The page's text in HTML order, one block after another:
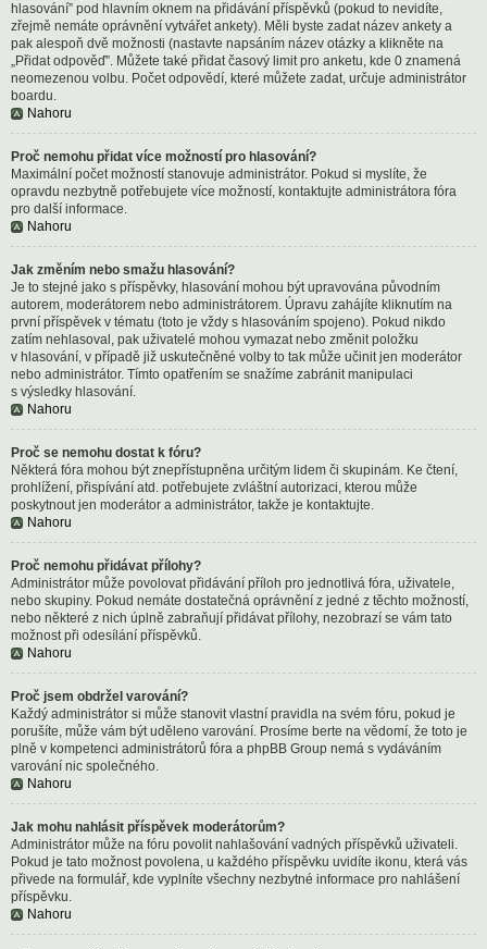
hlasování” pod hlavním oknem na přidávání příspěvků (pokud to nevidíte,
zřejmě nemáte oprávnění vytvářet ankety). Měli byste zadat název ankety a
pak alespoň dvě možnosti (nastavte napsáním název otázky a klikněte na
„Přidat odpověď”. Můžete také přidat časový limit pro anketu, kde 0 znamená
neomezenou volbu. Počet odpovědí, které můžete zadat, určuje administrátor
boardu.
Nahoru
Proč nemohu přidat více možností pro hlasování?
Maximální počet možností stanovuje administrátor. Pokud si myslíte, že
opravdu nezbytně potřebujete více možností, kontaktujte administrátora fóra
pro další informace.
Nahoru
Jak změním nebo smažu hlasování?
Je to stejné jako s příspěvky, hlasování mohou být upravována původním
autorem, moderátorem nebo administrátorem. Úpravu zahájíte kliknutím na
první příspěvek v tématu (toto je vždy s hlasováním spojeno). Pokud nikdo
zatím nehlasoval, pak uživatelé mohou vymazat nebo změnit položku
v hlasování, v případě již uskutečněné volby to tak může učinit jen moderátor
nebo administrátor. Tímto opatřením se snažíme zabránit manipulaci
s výsledky hlasování.
Nahoru
Proč se nemohu dostat k fóru?
Některá fóra mohou být znepřístupněna určitým lidem či skupinám. Ke čtení,
prohlížení, přispívání atd. potřebujete zvláštní autorizaci, kterou může
poskytnout jen moderátor a administrátor, takže je kontaktujte.
Nahoru
Proč nemohu přidávat přílohy?
Administrátor může povolovat přidávání příloh pro jednotlivá fóra, uživatele,
nebo skupiny. Pokud nemáte dostatečná oprávnění z jedné z těchto možností,
nebo některé z nich úplně zabraňují přidávat přílohy, nezobrazí se vám tato
možnost při odesílání příspěvků.
Nahoru
Proč jsem obdržel varování?
Každý administrátor si může stanovit vlastní pravidla na svém fóru, pokud je
porušíte, může vám být uděleno varování. Prosíme berte na vědomí, že toto je
plně v kompetenci administrátorů fóra a phpBB Group nemá s vydáváním
varování nic společného.
Nahoru
Jak mohu nahlásit příspěvek moderátorům?
Administrátor může na fóru povolit nahlašování vadných příspěvků uživateli.
Pokud je tato možnost povolena, u každého příspěvku uvidíte ikonu, která vás
přivede na formulář, kde vyplníte všechny nezbytné informace pro nahlášení
příspěvku.
Nahoru